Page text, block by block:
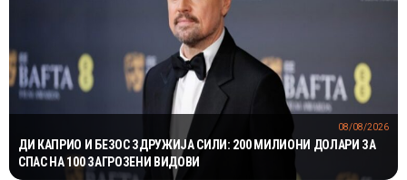
ДИ КАПРИО И БЕЗОС ЗДРУЖИЈА СИЛИ: 200 МИЛИОНИ ДОЛАРИ ЗА
СПАС НА 100 ЗАГРОЗЕНИ ВИДОВИ
08/08/2026